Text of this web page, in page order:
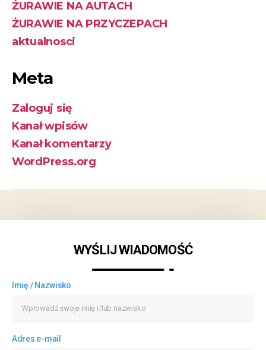
ŻURAWIE NA AUTACH
ŻURAWIE NA PRZYCZEPACH
aktualnosci
Meta
Zaloguj się
Kanał wpisów
Kanał komentarzy
WordPress.org
WYŚLIJ WIADOMOŚĆ
Imię / Nazwisko
Adres e-mail